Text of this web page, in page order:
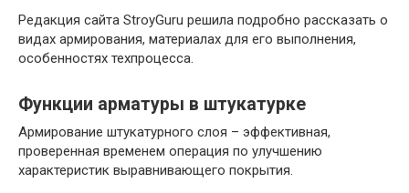
Редакция сайта StroyGuru решила подробно рассказать о
видах армирования, материалах для его выполнения,
особенностях техпроцесса.
Функции арматуры в штукатурке
Армирование штукатурного слоя – эффективная,
проверенная временем операция по улучшению
характеристик выравнивающего покрытия.